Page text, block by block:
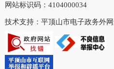
网站标识码：4104000034
技术支持：平顶山市电子政务外